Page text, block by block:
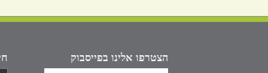
הצטרפו אלינו בפייסבוק